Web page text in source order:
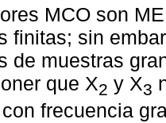
MCO son
finitas; sin
de muestras
que X2 y X3
frecuencia